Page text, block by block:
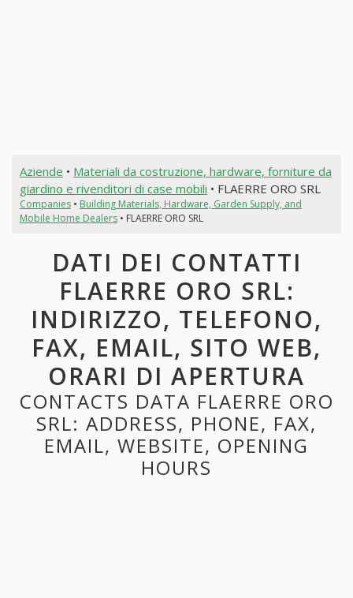
Aziende • Materiali da costruzione, hardware, forniture da
giardino e rivenditori di case mobili • FLAERRE ORO SRL
Companies• Building Materials, Hardware, Garden Supply, and
Mobile Home Dealers• FLAERRE ORO SRL
DATI DEI CONTATTI
FLAERRE ORO SRL:
INDIRIZZO, TELEFONO,
FAX, EMAIL, SITO WEB,
ORARI DI APERTURA
CONTACTS DATA FLAERRE ORO
SRL: ADDRESS, PHONE, FAX,
EMAIL, WEBSITE, OPENING
HOURS